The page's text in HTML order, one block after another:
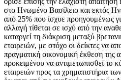
στο Ηνωμένο Βασίλειο και εκτός
από 25% που ίσχυε προηγουμένως
αλλαγή τίθεται σε ισχύ από την
καταργεί τη διάκριση μεταξύ
εταιρειών, με στόχο οι δείκτες να
πραγματική οικονομική έκθεση της
προκειμένου να αντιμετωπισθεί το
εταιρειών προς τα χρηματιστήρια